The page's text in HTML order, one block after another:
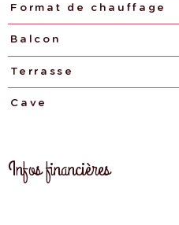
Format de chauffage
Balcon
Terrasse
Cave
Infos financières